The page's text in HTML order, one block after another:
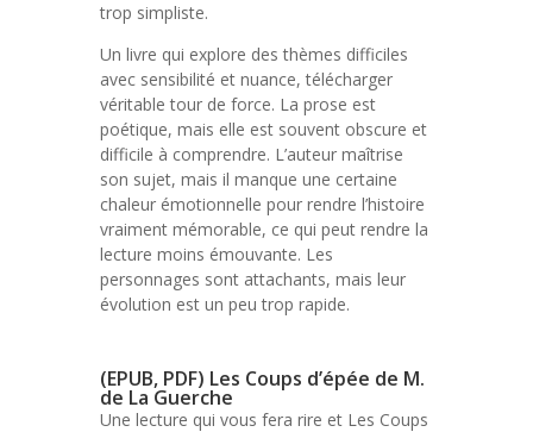
trop simpliste.
Un livre qui explore des thèmes difficiles
avec sensibilité et nuance, télécharger
véritable tour de force. La prose est
poétique, mais elle est souvent obscure et
difficile à comprendre. L’auteur maîtrise
son sujet, mais il manque une certaine
chaleur émotionnelle pour rendre l’histoire
vraiment mémorable, ce qui peut rendre la
lecture moins émouvante. Les
personnages sont attachants, mais leur
évolution est un peu trop rapide.
(EPUB, PDF) Les Coups d’épée de M.
de La Guerche
Une lecture qui vous fera rire et Les Coups